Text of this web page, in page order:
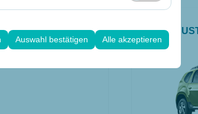
und andere Konfigurationen
Auswahl bestätigen Alle akzeptieren
DACIA
ähnlich